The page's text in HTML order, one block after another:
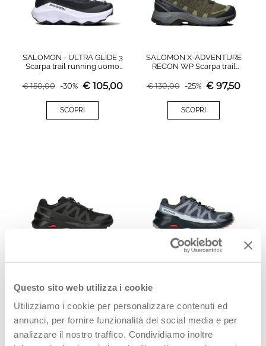
Questo sito web utilizza i cookie
Utilizziamo i cookie per personalizzare contenuti ed
annunci, per fornire funzionalità dei social media e per
analizzare il nostro traffico. Condividiamo inoltre
SALOMON - ULTRA GLIDE 3
Scarpa trail running uomo
€150,00 -30% € 105,00
SCOPRI
SALOMON X-ADVENTURE
RECON WP Scarpa trail
gore-tex
€130,00 -25% € 97,50
SCOPRI
SALOMON SPEEDCROSS
uomo nero in gore-tex
€129,90
SCOPRI
SALOMON SPEEDCROSS
SCOPRI